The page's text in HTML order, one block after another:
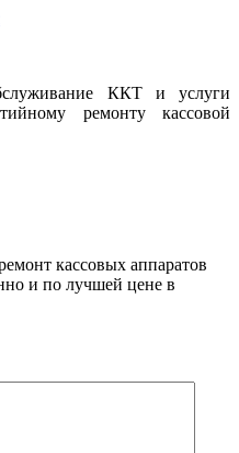
ККТ и услуги
ремонту кассовой
кассовых аппаратов
и по лучшей цене в